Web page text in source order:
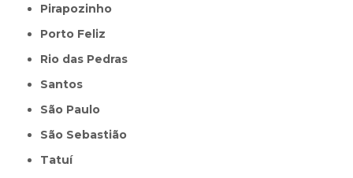
Pirapozinho
Porto Feliz
Rio das Pedras
Santos
São Paulo
São Sebastião
Tatuí